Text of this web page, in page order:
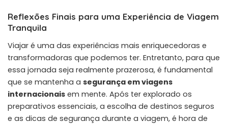
Reflexões Finais para uma Experiência de Viagem
Tranquila
Viajar é uma das experiências mais enriquecedoras e
transformadoras que podemos ter. Entretanto, para que
essa jornada seja realmente prazerosa, é fundamental
que se mantenha a segurança em viagens
internacionais em mente. Após ter explorado os
preparativos essenciais, a escolha de destinos seguros
e as dicas de segurança durante a viagem, é hora de